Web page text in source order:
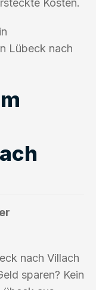
Kosten.
Lübeck nach
nach Villach
sparen? Kein